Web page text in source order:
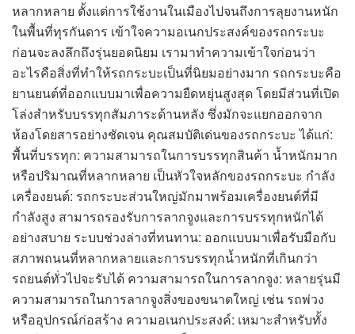
หลากหลาย ตั้งแต่การใช้งานในเมืองไปจนถึงการลุยงานหนัก
ในพื้นที่ทุรกันดาร เข้าใจความอเนกประสงค์ของรถกระบะ
ก่อนจะลงลึกถึงรุ่นยอดนิยม เรามาทำความเข้าใจก่อนว่า
อะไรคือสิ่งที่ทำให้รถกระบะเป็นที่นิยมอย่างมาก รถกระบะคือ
ยานยนต์ที่ออกแบบมาเพื่อความยืดหยุ่นสูงสุด โดยมีส่วนที่เปิด
โล่งสำหรับบรรทุกสัมภาระด้านหลัง ซึ่งมักจะแยกออกจาก
ห้องโดยสารอย่างชัดเจน คุณสมบัติเด่นของรถกระบะ ได้แก่:
พื้นที่บรรทุก: ความสามารถในการบรรทุกสินค้า น้ำหนักมาก
หรือปริมาณที่หลากหลาย เป็นหัวใจหลักของรถกระบะ กำลัง
เครื่องยนต์: รถกระบะส่วนใหญ่มักมาพร้อมเครื่องยนต์ที่มี
กำลังสูง สามารถรองรับการลากจูงและการบรรทุกหนักได้
อย่างสบาย ระบบช่วงล่างที่ทนทาน: ออกแบบมาเพื่อรับมือกับ
สภาพถนนที่หลากหลายและการบรรทุกน้ำหนักที่เกินกว่า
รถยนต์ทั่วไปจะรับได้ ความสามารถในการลากจูง: หลายรุ่นมี
ความสามารถในการลากจูงสิ่งของขนาดใหญ่ เช่น รถพ่วง
หรืออุปกรณ์ก่อสร้าง ความอเนกประสงค์: เหมาะสำหรับทั้ง